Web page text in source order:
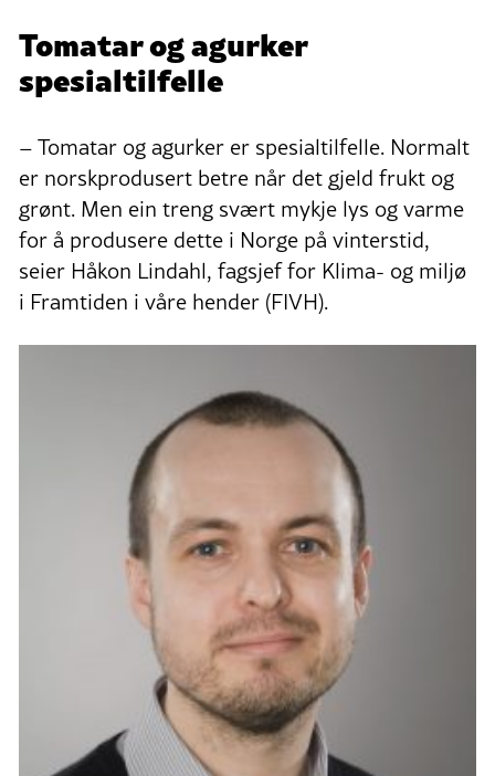
Tomatar og agurker
spesialtilfelle
– Tomatar og agurker er spesialtilfelle. Normalt
er norskprodusert betre når det gjeld frukt og
grønt. Men ein treng svært mykje lys og varme
for å produsere dette i Norge på vinterstid,
seier Håkon Lindahl, fagsjef for Klima- og miljø
i Framtiden i våre hender (FIVH).